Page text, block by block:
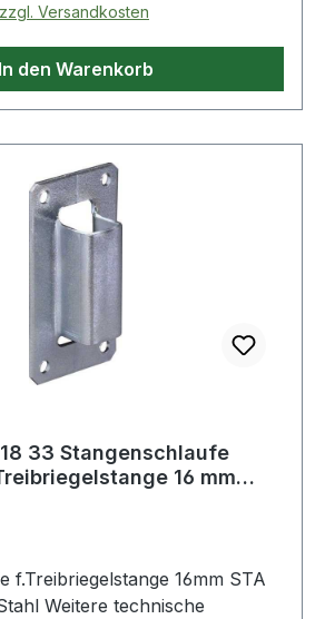
Versandkosten
In den Warenkorb
33 Stangenschlaufe
16 mm
f.Treibriegelstange 16mm STA
Weitere technische